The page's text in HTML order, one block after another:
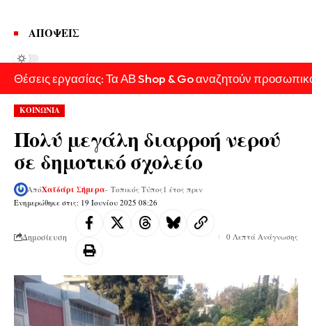
ΑΠΟΨΕΙΣ
Θέσεις εργασίας: Τα ΑΒ Shop & Go αναζητούν
ΚΟΙΝΩΝΙΑ
Πολύ μεγάλη διαρροή νερού
σε δημοτικό σχολείο
Ενημερώθηκε στις: 19 Ιουνίου 2025 08:26
ΑπόΧαϊδάρι Σήμερα- Τοπικός Τύπος 1 έτος πριν
Δημοσίευση 0 Λεπτά Ανάγνωσης